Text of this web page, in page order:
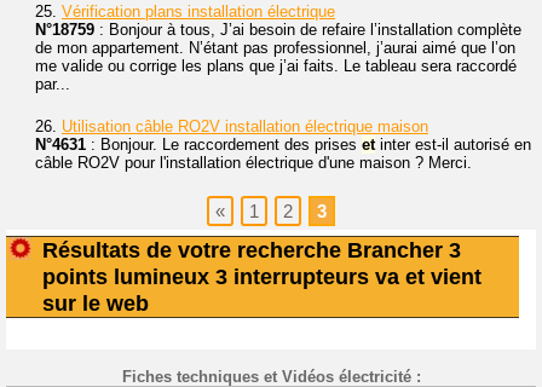
25. Vérification plans installation électrique
N°18759 : Bonjour à tous, J’ai besoin de refaire l’installation complète
de mon appartement. N’étant pas professionnel, j’aurai aimé que l’on
me valide ou corrige les plans que j’ai faits. Le tableau sera raccordé
par...
26. Utilisation câble RO2V installation électrique maison
N°4631 : Bonjour. Le raccordement des prises et inter est-il autorisé en
câble RO2V pour l'installation électrique d'une maison ? Merci.
« 1 2 3
Résultats de votre recherche Brancher 3
points lumineux 3 interrupteurs va et vient
sur le web
Fiches techniques et Vidéos électricité :